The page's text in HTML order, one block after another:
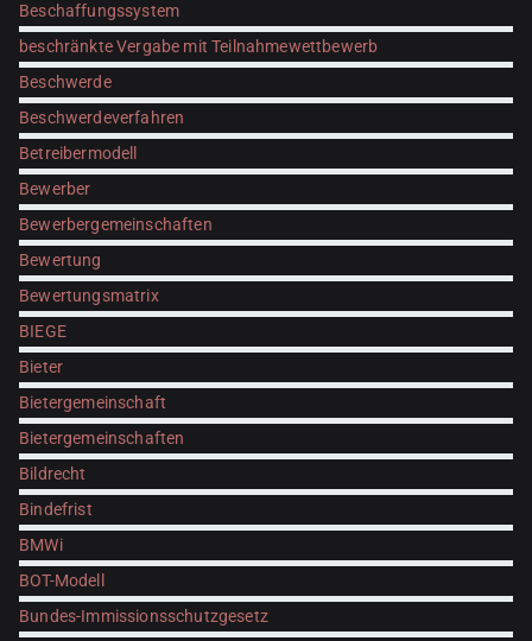
Beschaffungssystem
beschränkte Vergabe mit Teilnahmewettbewerb
Beschwerde
Beschwerdeverfahren
Betreibermodell
Bewerber
Bewerbergemeinschaften
Bewertung
Bewertungsmatrix
BIEGE
Bieter
Bietergemeinschaft
Bietergemeinschaften
Bildrecht
Bindefrist
BMWi
BOT-Modell
Bundes-Immissionsschutzgesetz